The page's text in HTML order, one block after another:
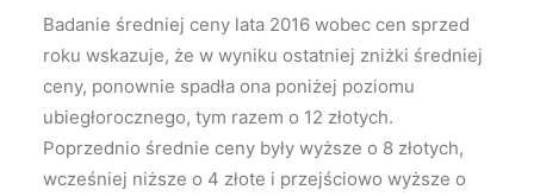
Badanie średniej ceny lata 2016 wobec cen sprzed
roku wskazuje, że w wyniku ostatniej zniżki średniej
ceny, ponownie spadła ona poniżej poziomu
ubiegłorocznego, tym razem o 12 złotych.
Poprzednio średnie ceny były wyższe o 8 złotych,
wcześniej niższe o 4 złote i przejściowo wyższe o